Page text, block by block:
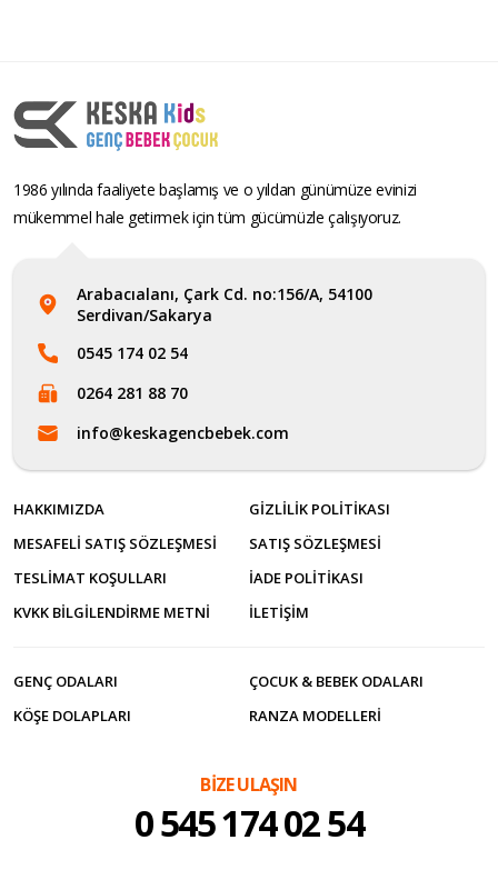
1986 yılında faaliyete başlamış ve o yıldan günümüze evinizi
mükemmel hale getirmek için tüm gücümüzle çalışıyoruz.
Arabacıalanı, Çark Cd. no:156/A, 54100
Serdivan/Sakarya
0545 174 02 54
0264 281 88 70
info@keskagencbebek.com
HAKKIMIZDA
GIZLILIK POLITIKASI
MESAFELI SATIŞ SÖZLEŞMESI
SATIŞ SÖZLEŞMESI
TESLIMAT KOŞULLARI
İADE POLITIKASI
KVKK BILGILENDIRME METNI
İLETİŞİM
GENÇ ODALARI
ÇOCUK & BEBEK ODALARI
KÖŞE DOLAPLARI
RANZA MODELLERI
BİZE ULAŞIN
0 545 174 02 54